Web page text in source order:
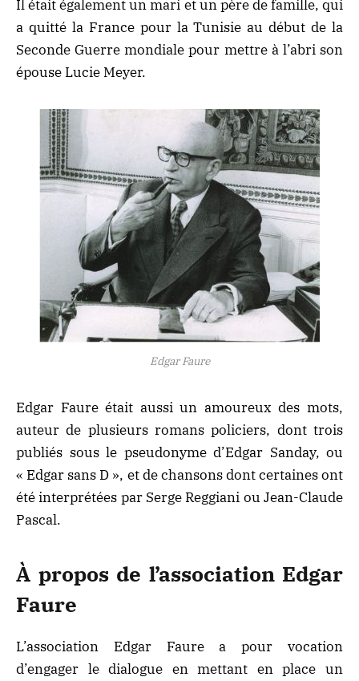
Il était également un mari et un père de famille, qui
a quitté la France pour la Tunisie au début de la
Seconde Guerre mondiale pour mettre à l’abri son
épouse Lucie Meyer.
Edgar Faure
Edgar Faure était aussi un amoureux des mots,
auteur de plusieurs romans policiers, dont trois
publiés sous le pseudonyme d’Edgar Sanday, ou
« Edgar sans D », et de chansons dont certaines ont
été interprétées par Serge Reggiani ou Jean-Claude
Pascal.
À propos de l’association Edgar
Faure
L’association Edgar Faure a pour vocation
d’engager le dialogue en mettant en place un